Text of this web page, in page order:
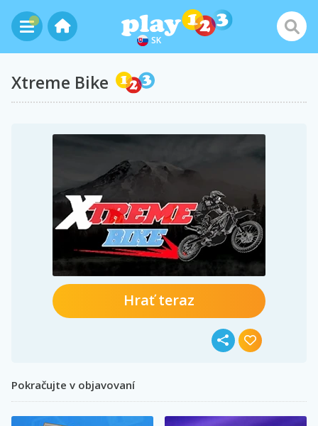
SK
Xtreme Bike
Hrať teraz
Pokračujte v objavovaní